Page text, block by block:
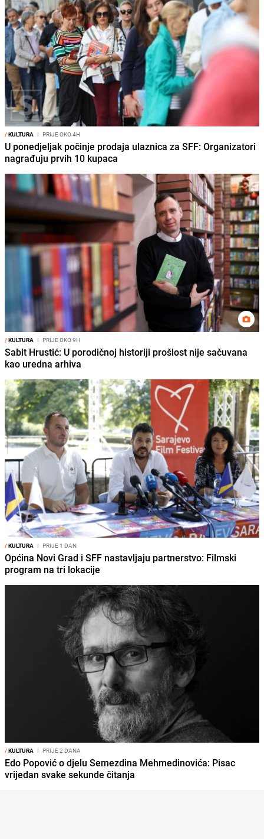
/KULTURA I PRIJE OKO 4H
U ponedjeljak počinje prodaja ulaznica za SFF: Organizatori
nagrađuju prvih 10 kupaca
/KULTURA I PRIJE OKO 9H
Sabit Hrustić: U porodičnoj historiji prošlost nije sačuvana
kao uredna arhiva
/KULTURA I PRIJE 1 DAN
Općina Novi Grad i SFF nastavljaju partnerstvo: Filmski
program na tri lokacije
/KULTURA I PRIJE 2 DANA
Edo Popović o djelu Semezdina Mehmedinovića: Pisac
vrijedan svake sekunde čitanja